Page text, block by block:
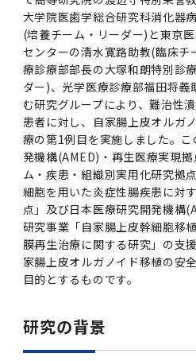
キャンパスマスタープラン
国立大学法人ガバナンス・
役員会議事概要について
企業活動と医療機関等の透
令和５年度（２０２３年度
「卓越大学院生制度（Ⅱ）
対象）の募集について
与式を行いました。
学位の申請
2016年 （PDF：73.0MB）
2015年 （PDF：83.3MB）
2014年 （PDF：21.4MB）
2013年 （PDF：6.4MB）
2020年度
2019年度
2018年度
2017年度
2016年度
2015年度
2014年度
2013年度
2016年 （PDF：13.5MB）
2015年 （PDF：2.3MB）
卒業生進路アンケート
卒後3年大学評価アンケート
卒業時大学評価アンケート
科目評価（旧 科目別アンケ
教学IR 業績・活動
疾患バイオリソースセンター
プ）
脳統合機能研究センター
核酸・ペプチド創薬治療研
ンター）
図書館部門トップ
図書館
図書館講習会
アクティブラーニング教室
イマキク
情報システムポータル
お茶の水医学雑誌
デジタル変革推進事務室
連絡先一覧
学生相談支援室
ダイバーシティ・インクル
大学院医歯学総合研究科消化器
(培養チーム・リーダー)と東京
センターの清水寛路助教(臨床
療診療部部長の大塚和朗特別診
ダー)、光学医療診療部福田将
む研究グループにより、難治性
患者に対し、自家腸上皮オルガ
療の第1例目を実施しました。
発機構(AMED)・再生医療実現
ム・疾患・組織別実用化研究拠
細胞を用いた炎症性腸疾患に対
点」及び日本医療研究開発機構
研究事業「自家腸上皮幹細胞移
膜再生治療に関する研究」の支
家腸上皮オルガノイド移植の安
目的とするものです。
研究の背景